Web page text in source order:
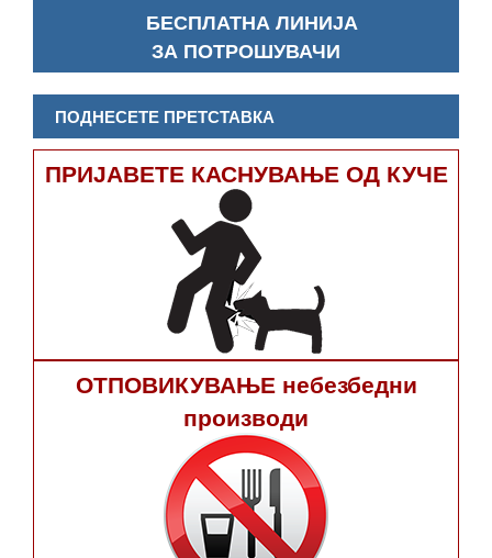
БЕСПЛАТНА ЛИНИЈА
ЗА ПОТРОШУВАЧИ
ПОДНЕСЕТЕ ПРЕТСТАВКА
ПРИЈАВЕТЕ КАСНУВАЊЕ ОД КУЧЕ
ОТПОВИКУВАЊЕ небезбедни
производи